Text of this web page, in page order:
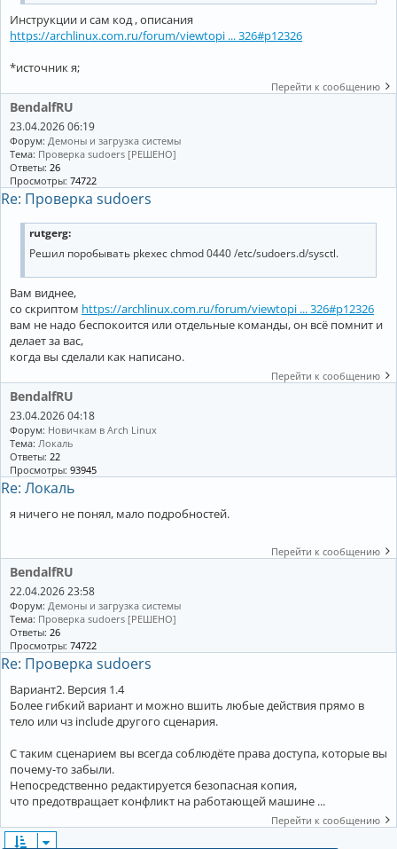
Инструкции и сам код , описания
https://archlinux.com.ru/forum/viewtopi ... 326#p12326
*источник я;
Перейти к сообщению
BendalfRU
23.04.2026 06:19
Форум: Демоны и загрузка системы
Тема: Проверка sudoers [РЕШЕНО]
Ответы: 26
Просмотры: 74722
Re: Проверка sudoers
rutgerg:
Решил поробывать pkexec chmod 0440 /etc/sudoers.d/sysctl.
Вам виднее,
со скриптом https://archlinux.com.ru/forum/viewtopi ... 326#p12326
вам не надо беспокоится или отдельные команды, он всё помнит и
делает за вас,
когда вы сделали как написано.
Перейти к сообщению
BendalfRU
23.04.2026 04:18
Форум: Новичкам в Arch Linux
Тема: Локаль
Ответы: 22
Просмотры: 93945
Re: Локаль
я ничего не понял, мало подробностей.
Перейти к сообщению
BendalfRU
22.04.2026 23:58
Форум: Демоны и загрузка системы
Тема: Проверка sudoers [РЕШЕНО]
Ответы: 26
Просмотры: 74722
Re: Проверка sudoers
Вариант2. Версия 1.4
Более гибкий вариант и можно вшить любые действия прямо в
тело или чз include другого сценария.
С таким сценарием вы всегда соблюдёте права доступа, которые вы
почему-то забыли.
Непосредственно редактируется безопасная копия,
что предотвращает конфликт на работающей машине ...
Перейти к сообщению